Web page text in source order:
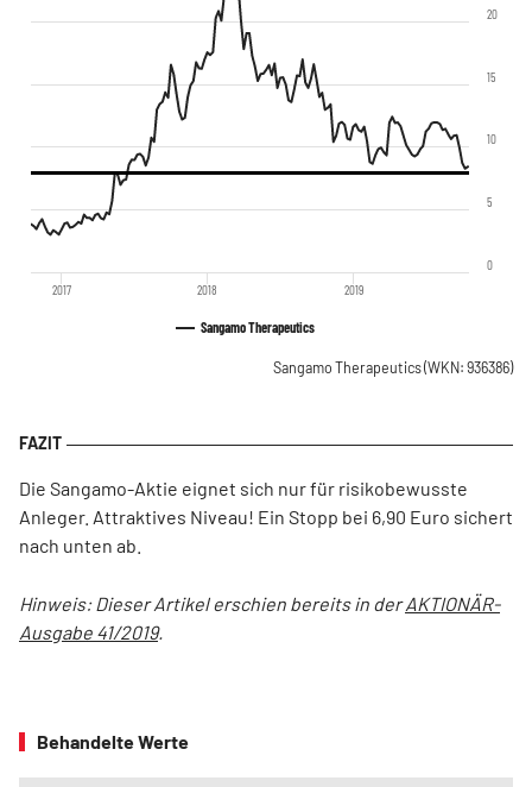
Sangamo Therapeutics
2017 2018 2019
0
5
10
15
20
Sangamo Therapeutics(WKN: 936386)
Die Sangamo-Aktie eignet sich nur für risikobewusste
Anleger. Attraktives Niveau! Ein Stopp bei 6,90 Euro sichert
nach unten ab.
Hinweis: Dieser Artikel erschien bereits in derAKTIONÄR-
Ausgabe 41/2019.
Behandelte Werte